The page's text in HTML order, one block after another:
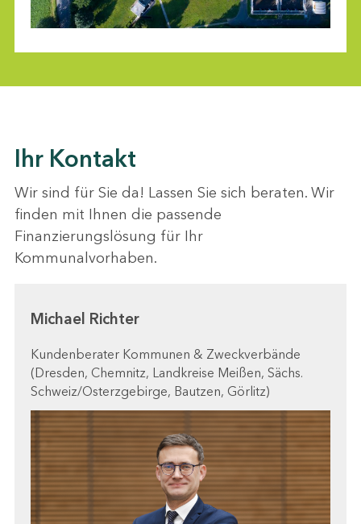
Ihr Kontakt
Wir sind für Sie da! Lassen Sie sich beraten. Wir
finden mit Ihnen die passende
Finanzierungslösung für Ihr
Kommunalvorhaben.
Michael Richter
Kundenberater Kommunen & Zweckverbände
(Dresden, Chemnitz, Landkreise Meißen, Sächs.
Schweiz/Osterzgebirge, Bautzen, Görlitz)